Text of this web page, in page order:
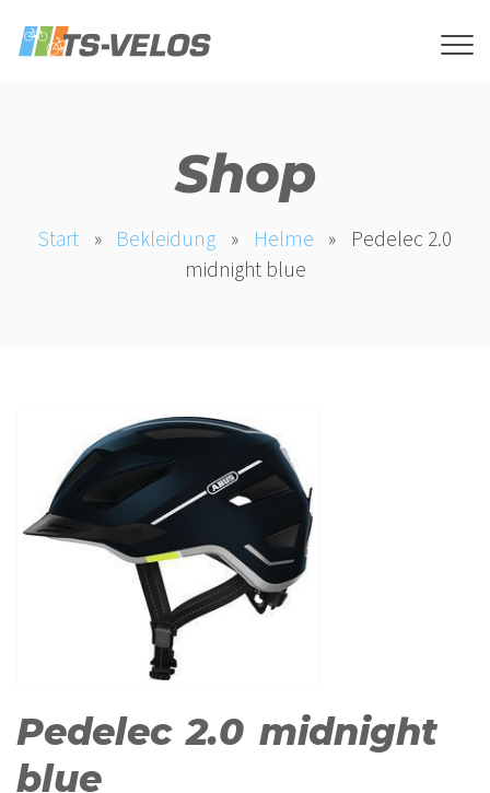
Shop
Start » Bekleidung » Helme »
Pedelec 2.0
midnight blue
Pedelec 2.0 midnight
blue